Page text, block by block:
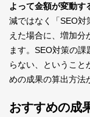
よって金額が変動す
減ではなく「SEO対
えた場合に、増加分
ます。SEO対策の
らない、ということ
めの成果の算出方法
おすすめの成